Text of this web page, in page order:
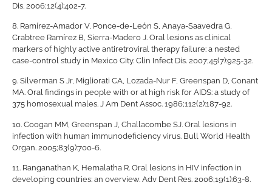
Dis. 2006;12(4):402-7.
8. Ramírez-Amador V, Ponce-de-León S, Anaya-Saavedra G,
Crabtree Ramírez B, Sierra-Madero J. Oral lesions as clinical
markers of highly active antiretroviral therapy failure: a nested
case-control study in Mexico City. Clin Infect Dis. 2007;45(7):925-32.
9. Silverman S Jr, Migliorati CA, Lozada-Nur F, Greenspan D, Conant
MA. Oral findings in people with or at high risk for AIDS: a study of
375 homosexual males. J Am Dent Assoc. 1986;112(2):187-92.
10. Coogan MM, Greenspan J, Challacombe SJ. Oral lesions in
infection with human immunodeficiency virus. Bull World Health
Organ. 2005;83(9):700-6.
11. Ranganathan K, Hemalatha R. Oral lesions in HIV infection in
developing countries: an overview. Adv Dent Res. 2006;19(1):63-8.